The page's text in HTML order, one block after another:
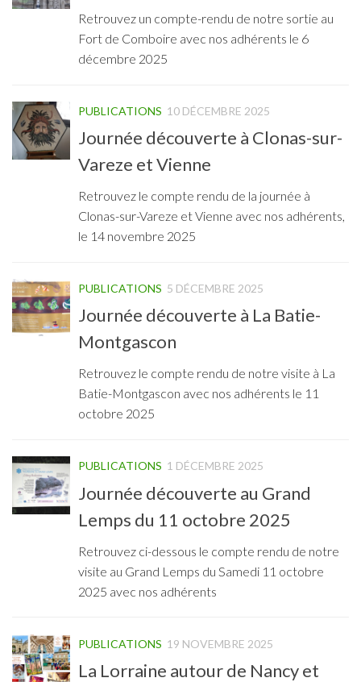
Retrouvez un compte-rendu de notre sortie au
Fort de Comboire avec nos adhérents le 6
décembre 2025
PUBLICATIONS 10 DÉCEMBRE 2025
Journée découverte à Clonas-sur-
Vareze et Vienne
Retrouvez le compte rendu de la journée à
Clonas-sur-Vareze et Vienne avec nos adhérents,
le 14 novembre 2025
PUBLICATIONS 5 DÉCEMBRE 2025
Journée découverte à La Batie-
Montgascon
Retrouvez le compte rendu de notre visite à La
Batie-Montgascon avec nos adhérents le 11
octobre 2025
PUBLICATIONS 1 DÉCEMBRE 2025
Journée découverte au Grand
Lemps du 11 octobre 2025
Retrouvez ci-dessous le compte rendu de notre
visite au Grand Lemps du Samedi 11 octobre
2025 avec nos adhérents
PUBLICATIONS 19 NOVEMBRE 2025
La Lorraine autour de Nancy et